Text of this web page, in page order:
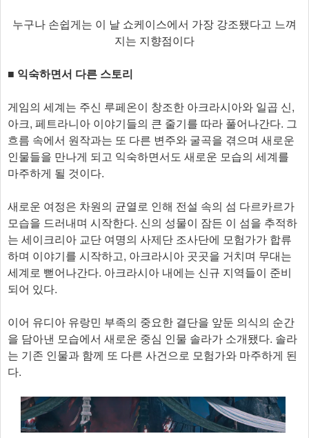
누구나 손쉽게는 이 날 쇼케이스에서 가장 강조됐다고 느껴
지는 지향점이다
■ 익숙하면서 다른 스토리
게임의 세계는 주신 루페온이 창조한 아크라시아와 일곱 신,
아크, 페트라니아 이야기들의 큰 줄기를 따라 풀어나간다. 그
흐름 속에서 원작과는 또 다른 변주와 굴곡을 겪으며 새로운
인물들을 만나게 되고 익숙하면서도 새로운 모습의 세계를
마주하게 될 것이다.
새로운 여정은 차원의 균열로 인해 전설 속의 섬 다르카르가
모습을 드러내며 시작한다. 신의 성물이 잠든 이 섬을 추적하
는 세이크리아 교단 여명의 사제단 조사단에 모험가가 합류
하며 이야기를 시작하고, 아크라시아 곳곳을 거치며 무대는
세계로 뻗어나간다. 아크라시아 내에는 신규 지역들이 준비
되어 있다.
이어 유디아 유랑민 부족의 중요한 결단을 앞둔 의식의 순간
을 담아낸 모습에서 새로운 중심 인물 솔라가 소개됐다. 솔라
는 기존 인물과 함께 또 다른 사건으로 모험가와 마주하게 된
다.